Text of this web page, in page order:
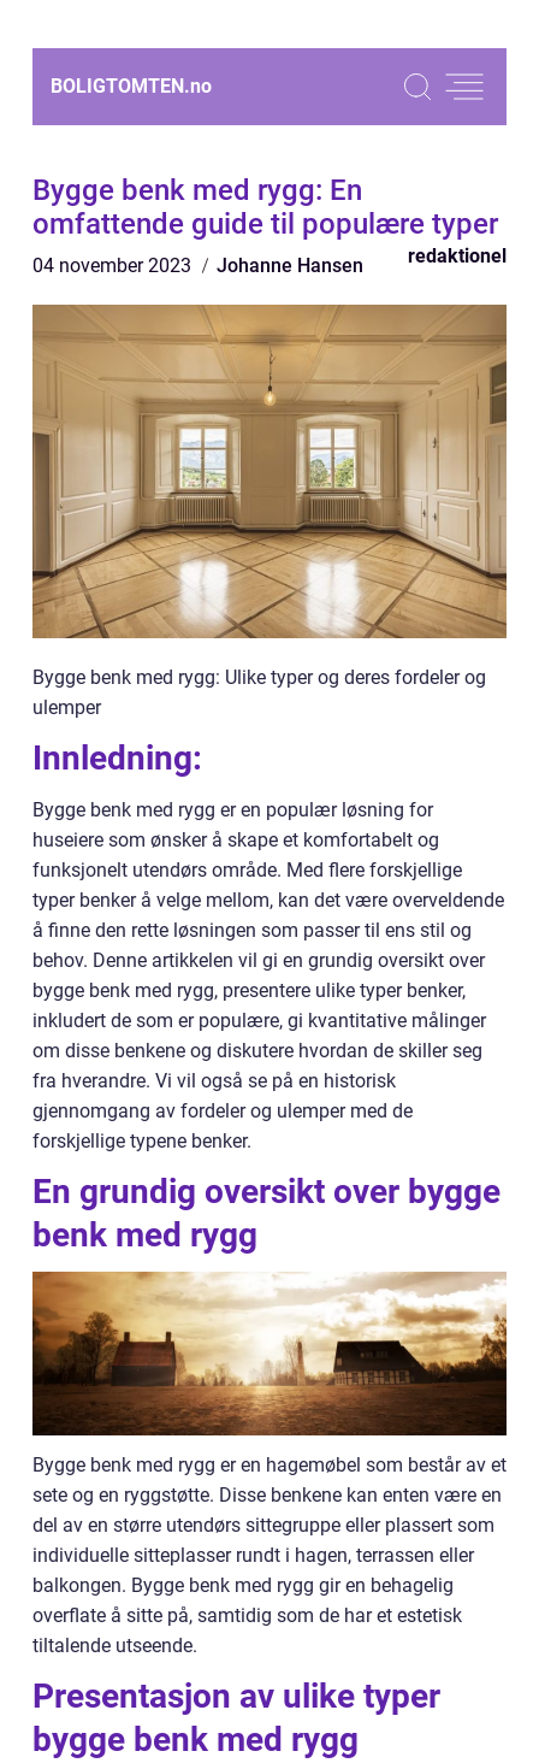
BOLIGTOMTEN.no
Bygge benk med rygg: En
omfattende guide til populære typer
04 november 2023 Johanne Hansen redaktionel
Bygge benk med rygg: Ulike typer og deres fordeler og
ulemper
Innledning:
Bygge benk med rygg er en populær løsning for
huseiere som ønsker å skape et komfortabelt og
funksjonelt utendørs område. Med flere forskjellige
typer benker å velge mellom, kan det være overveldende
å finne den rette løsningen som passer til ens stil og
behov. Denne artikkelen vil gi en grundig oversikt over
bygge benk med rygg, presentere ulike typer benker,
inkludert de som er populære, gi kvantitative målinger
om disse benkene og diskutere hvordan de skiller seg
fra hverandre. Vi vil også se på en historisk
gjennomgang av fordeler og ulemper med de
forskjellige typene benker.
En grundig oversikt over bygge
benk med rygg
Bygge benk med rygg er en hagemøbel som består av et
sete og en ryggstøtte. Disse benkene kan enten være en
del av en større utendørs sittegruppe eller plassert som
individuelle sitteplasser rundt i hagen, terrassen eller
balkongen. Bygge benk med rygg gir en behagelig
overflate å sitte på, samtidig som de har et estetisk
tiltalende utseende.
Presentasjon av ulike typer
bygge benk med rygg